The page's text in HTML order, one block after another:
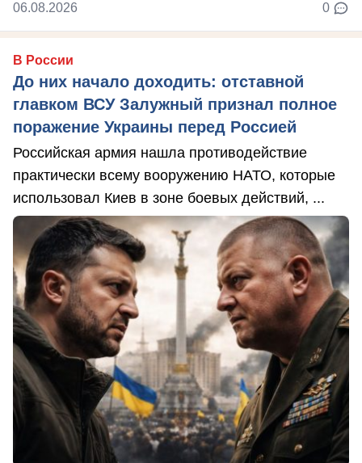
06.08.2026 0
В России
До них начало доходить: отставной
главком ВСУ Залужный признал полное
поражение Украины перед Россией
Российская армия нашла противодействие
практически всему вооружению НАТО, которые
использовал Киев в зоне боевых действий, ...